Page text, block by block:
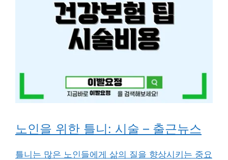
노인을 위한 틀니: 시술 – 출근뉴스
틀니는 많은 노인들에게 삶의 질을 향상시키는 중요